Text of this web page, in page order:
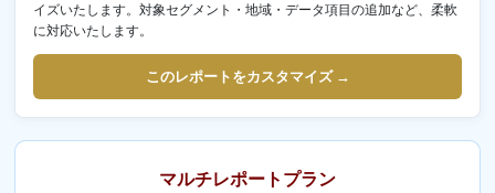
イズいたします。対象セグメント・地域・データ項目の追加など、柔軟
に対応いたします。
このレポートをカスタマイズ →
マルチレポートプラン